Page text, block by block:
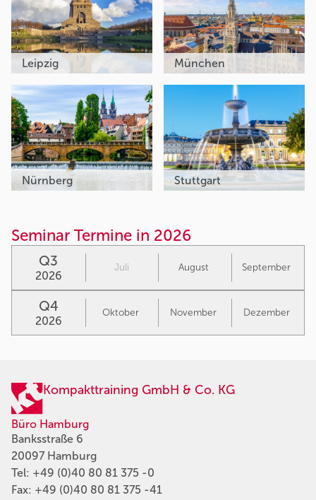
Leipzig München
Nürnberg Stuttgart
Seminar Termine in 2026
Q3
2026
Juli August September
Q4
2026
Oktober November Dezember
Kompakttraining GmbH & Co. KG
Büro Hamburg
Banksstraße 6
20097 Hamburg
Tel: +49 (0)40 80 81 375 -0
Fax: +49 (0)40 80 81 375 -41